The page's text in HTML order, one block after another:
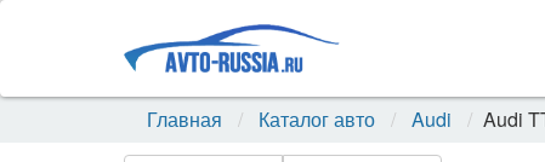
Главная Каталог авто Audi Audi